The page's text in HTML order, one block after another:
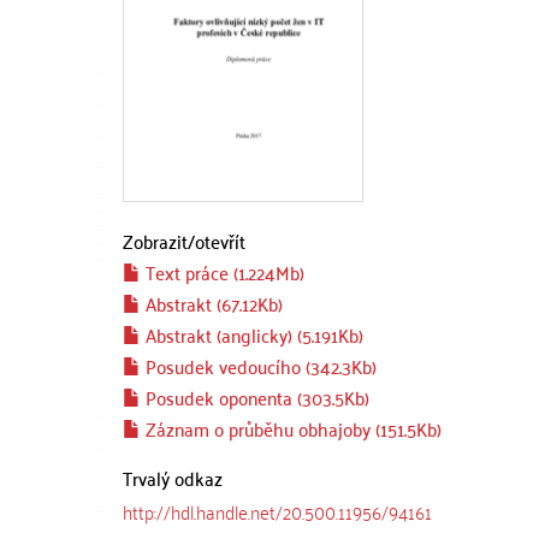
Zobrazit/otevřít
Text práce (1.224Mb)
Abstrakt (67.12Kb)
Abstrakt (anglicky) (5.191Kb)
Posudek vedoucího (342.3Kb)
Posudek oponenta (303.5Kb)
Záznam o průběhu obhajoby (151.5Kb)
Trvalý odkaz
http://hdl.handle.net/20.500.11956/94161